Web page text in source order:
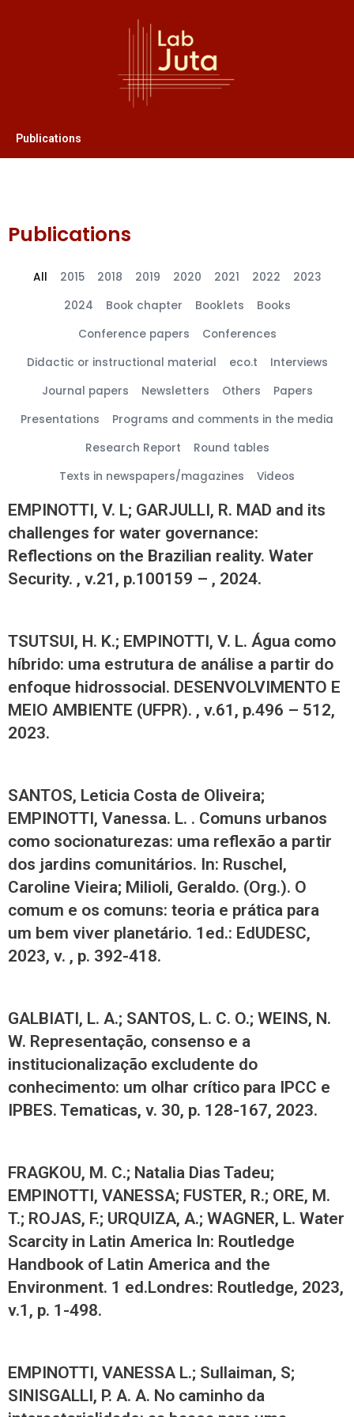
Publications
Publications
2015 2018 2019 2020 2021 2022
2023
2024
All
Book chapter
Booklets
Books
Conference papers
Conferences
Didactic or instructional material
eco.t
Interviews
Journal papers
Newsletters Others
Papers
Presentations
Programs and comments in the media
Research Report
Round tables
Texts in newspapers/magazines
Videos
EMPINOTTI, V. L; GARJULLI, R. MAD and its
challenges for water governance:
Reflections on the Brazilian reality. Water
Security. , v.21, p.100159 – , 2024.
TSUTSUI, H. K.; EMPINOTTI, V. L. Água como
híbrido: uma estrutura de análise a partir do
enfoque hidrossocial. DESENVOLVIMENTO E
MEIO AMBIENTE (UFPR). , v.61, p.496 – 512,
2023.
SANTOS, Leticia Costa de Oliveira;
EMPINOTTI, Vanessa. L. . Comuns urbanos
como socionaturezas: uma reflexão a partir
dos jardins comunitários. In: Ruschel,
Caroline Vieira; Milioli, Geraldo. (Org.). O
comum e os comuns: teoria e prática para
um bem viver planetário. 1ed.: EdUDESC,
2023, v. , p. 392-418.
GALBIATI, L. A.; SANTOS, L. C. O.; WEINS, N.
W. Representação, consenso e a
institucionalização excludente do
conhecimento: um olhar crítico para IPCC e
IPBES. Tematicas, v. 30, p. 128-167, 2023.
FRAGKOU, M. C.; Natalia Dias Tadeu;
EMPINOTTI, VANESSA; FUSTER, R.; ORE, M.
T.; ROJAS, F.; URQUIZA, A.; WAGNER, L. Water
Scarcity in Latin America In: Routledge
Handbook of Latin America and the
Environment. 1 ed.Londres: Routledge, 2023,
v.1, p. 1-498.
EMPINOTTI, VANESSA L.; Sullaiman, S;
SINISGALLI, P. A. A. No caminho da